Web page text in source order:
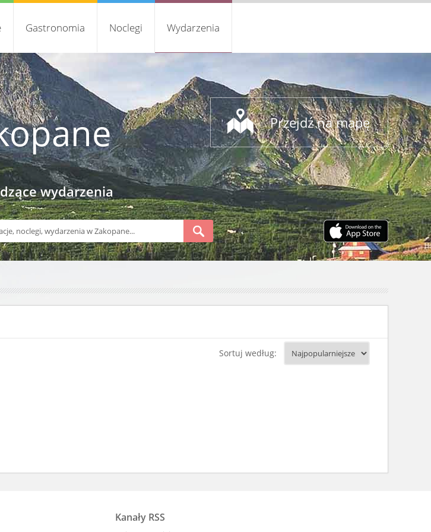
Gastronomia Noclegi Wydarzenia
wydarzenia
Przejdź na mapę
Sortuj według:
Kanały RSS